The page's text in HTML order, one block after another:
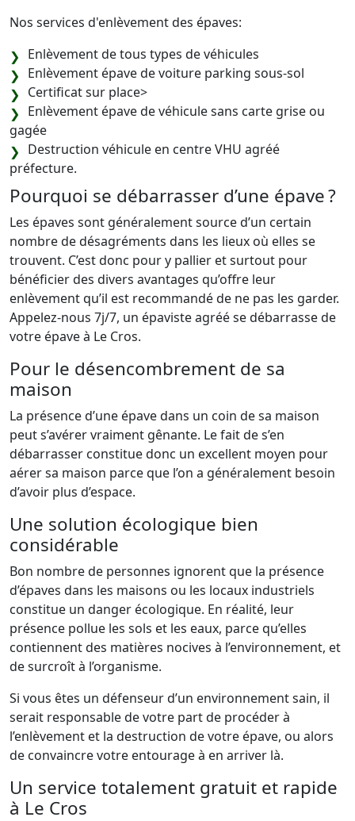
Nos services d'enlèvement des épaves:
Enlèvement de tous types de véhicules
Enlèvement épave de voiture parking sous-sol
Certificat sur place>
Enlèvement épave de véhicule sans carte grise ou
gagée
Destruction véhicule en centre VHU agréé
préfecture.
Pourquoi se débarrasser d’une épave ?
Les épaves sont généralement source d’un certain
nombre de désagréments dans les lieux où elles se
trouvent. C’est donc pour y pallier et surtout pour
bénéficier des divers avantages qu’offre leur
enlèvement qu’il est recommandé de ne pas les garder.
Appelez-nous 7j/7, un épaviste agréé se débarrasse de
votre épave à Le Cros.
Pour le désencombrement de sa
maison
La présence d’une épave dans un coin de sa maison
peut s’avérer vraiment gênante. Le fait de s’en
débarrasser constitue donc un excellent moyen pour
aérer sa maison parce que l’on a généralement besoin
d’avoir plus d’espace.
Une solution écologique bien
considérable
Bon nombre de personnes ignorent que la présence
d’épaves dans les maisons ou les locaux industriels
constitue un danger écologique. En réalité, leur
présence pollue les sols et les eaux, parce qu’elles
contiennent des matières nocives à l’environnement, et
de surcroît à l’organisme.
Si vous êtes un défenseur d’un environnement sain, il
serait responsable de votre part de procéder à
l’enlèvement et la destruction de votre épave, ou alors
de convaincre votre entourage à en arriver là.
Un service totalement gratuit et rapide
à Le Cros